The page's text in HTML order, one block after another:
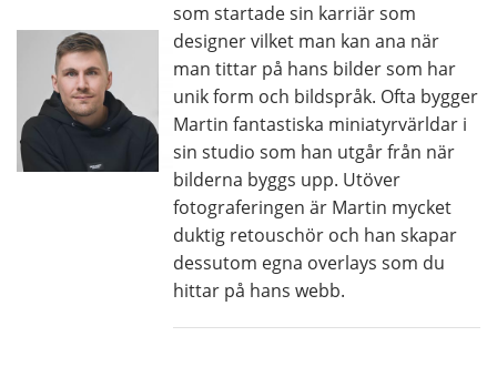
som startade sin karriär som
designer vilket man kan ana när
man tittar på hans bilder som har
unik form och bildspråk. Ofta bygger
Martin fantastiska miniatyrvärldar i
sin studio som han utgår från när
bilderna byggs upp. Utöver
fotograferingen är Martin mycket
duktig retouschör och han skapar
dessutom egna overlays som du
hittar på hans webb.